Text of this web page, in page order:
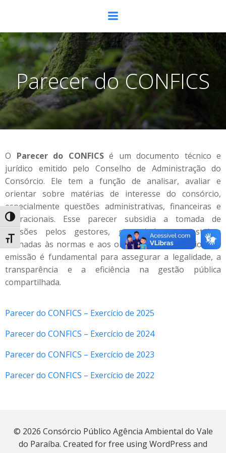
Alternar alto contraste
Alternar tamanho da fonte
Parecer do CONFICS
O Parecer do CONFICSé um documento técnico e
jurídico emitido pelo Conselho de Administração do
Consórcio. Ele tem a função de analisar, avaliar e
orientar sobre matérias de interesse do consórcio,
especialmente questões administrativas, financeiras e
operacionais. Esse parecer subsidia a tomada de
decisões pelos gestores, garantindo que estejam
alinhadas às normas e aos objetivos do consórcio. Sua
emissão é fundamental para assegurar a legalidade, a
transparência e a eficiência na gestão pública
compartilhada.
Parecer do CONFICS – Exercício de 2025
Parecer do CONFICS – Exercício de 2024
Parecer do CONFICS – Exercício de 2023
Parecer do CONFICS – Exercício de 2022
© 2026 Consórcio Público Agência Ambiental do Vale
do Paraíba. Created for free using WordPress and